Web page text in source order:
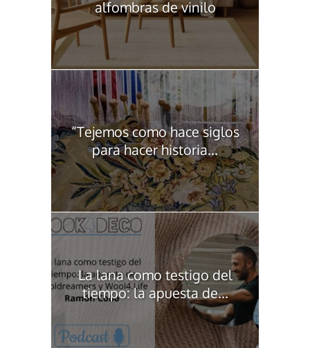
alfombras de vinilo
“Tejemos como hace siglos
para hacer historia...
La lana como testigo del
tiempo: la apuesta de...